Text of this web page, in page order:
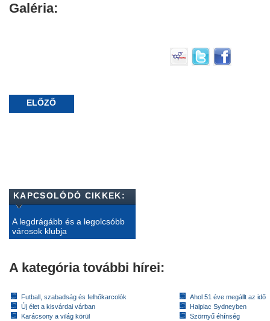
Galéria:
ELŐZŐ
KAPCSOLÓDÓ CIKKEK:
A legdrágább és a legolcsóbb
városok klubja
A kategória további hírei:
Futball, szabadság és felhőkarcolók
Új élet a kisvárdai várban
Karácsony a világ körül
Ahol 51 éve megállt az idő
Halpiac Sydneyben
Szörnyű éhínség